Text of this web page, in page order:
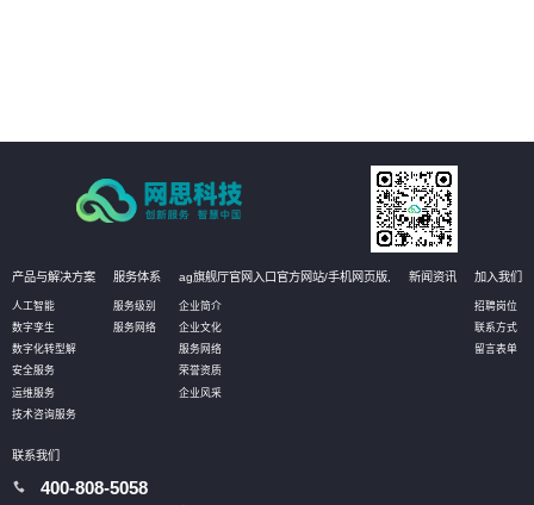
产品与解决方案
人工智能
数字孪生
数字化转型解
安全服务
运维服务
技术咨询服务
服务体系
服务级别
服务网络
ag旗舰厅官网入口官方网站/手机网页版,
企业简介
企业文化
服务网络
荣誉资质
企业风采
新闻资讯 加入我们
招聘岗位
联系方式
留言表单
联系我们
400-808-5058